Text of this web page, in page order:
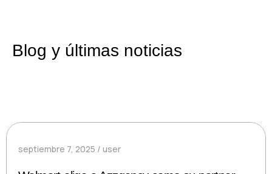
Blog y últimas noticias
septiembre 7, 2025 user